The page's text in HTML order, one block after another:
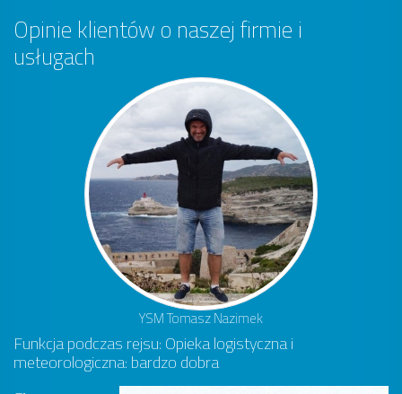
Opinie klientów o naszej firmie i
usługach
YSM Tomasz Nazimek
Funkcja podczas rejsu: Opieka logistyczna i
meteorologiczna: bardzo dobra